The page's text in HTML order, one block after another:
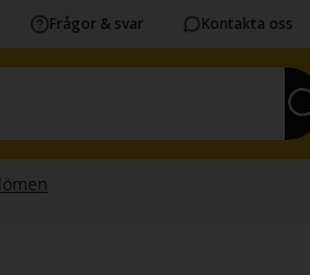
Frågor & svar Kontakta oss